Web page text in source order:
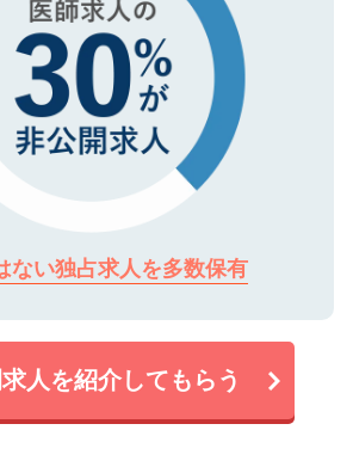
ない独占求人を多数保有
人を紹介してもらう